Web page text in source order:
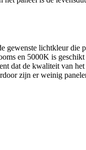
gewenste lichtkleur die
en 5000K is
dat de kwaliteit van
zijn er weinig